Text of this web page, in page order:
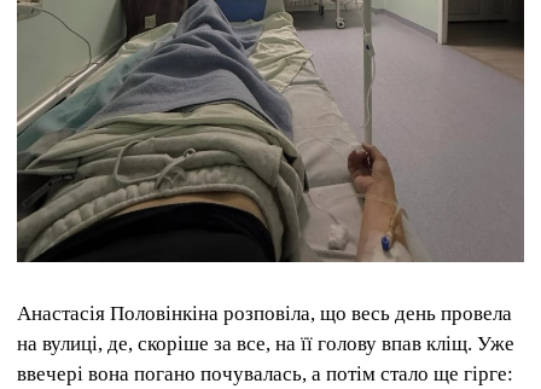
Анастасія Половінкіна розповіла, що весь день провела
на вулиці, де, скоріше за все, на її голову впав кліщ. Уже
ввечері вона погано почувалась, а потім стало ще гірге: